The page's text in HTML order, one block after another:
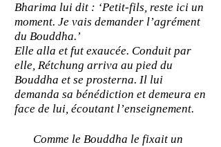
Bharima lui dit : ‘Petit-fils, reste ici un
moment. Je vais demander l’agrément
du Bouddha.’
Elle alla et fut exaucée. Conduit par
elle, Rétchung arriva au pied du
Bouddha et se prosterna. Il lui
demanda sa bénédiction et demeura en
face de lui, écoutant l’enseignement.
Comme le Bouddha le fixait un